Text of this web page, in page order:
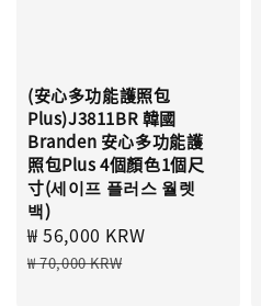
(安心多功能護照包
Plus)J3811BR 韓國
Branden 安心多功能護
照包Plus 4個顏色1個尺
寸(세이프 플러스 월렛
백)
Sale
price
₩ 56,000 KRW
₩ 70,000 KRW